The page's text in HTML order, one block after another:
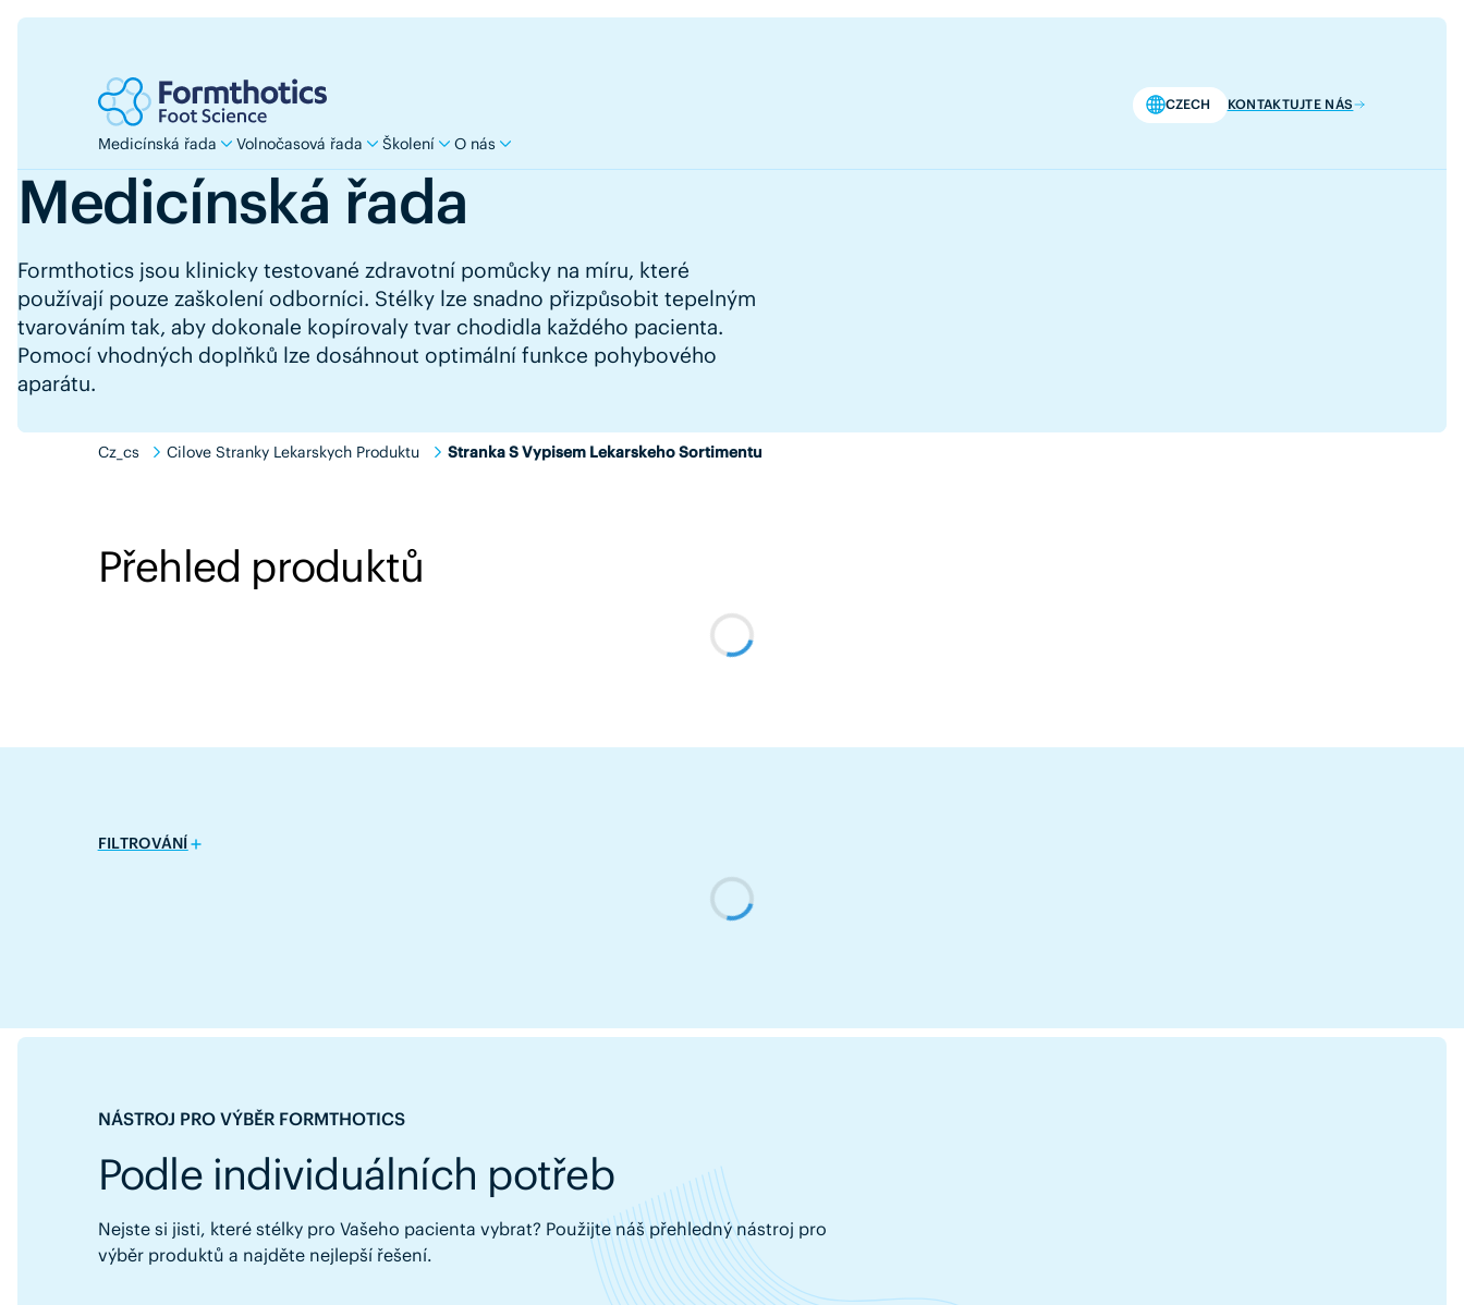
CZECH KONTAKTUJTE NÁS
Medicínská řada Volnočasová řada Školení O nás
Medicínská řada
Formthotics jsou klinicky testované zdravotní pomůcky na míru, které
používají pouze zaškolení odborníci. Stélky lze snadno přizpůsobit tepelným
tvarováním tak, aby dokonale kopírovaly tvar chodidla každého pacienta.
Pomocí vhodných doplňků lze dosáhnout optimální funkce pohybového
aparátu.
Cz_cs Cilove Stranky Lekarskych Produktu Stranka S Vypisem Lekarskeho Sortimentu
Přehled produktů
FILTROVÁNÍ
NÁSTROJ PRO VÝBĚR FORMTHOTICS
Podle individuálních potřeb
Nejste si jisti, které stélky pro Vašeho pacienta vybrat? Použijte náš přehledný nástroj pro
výběr produktů a najděte nejlepší řešení.